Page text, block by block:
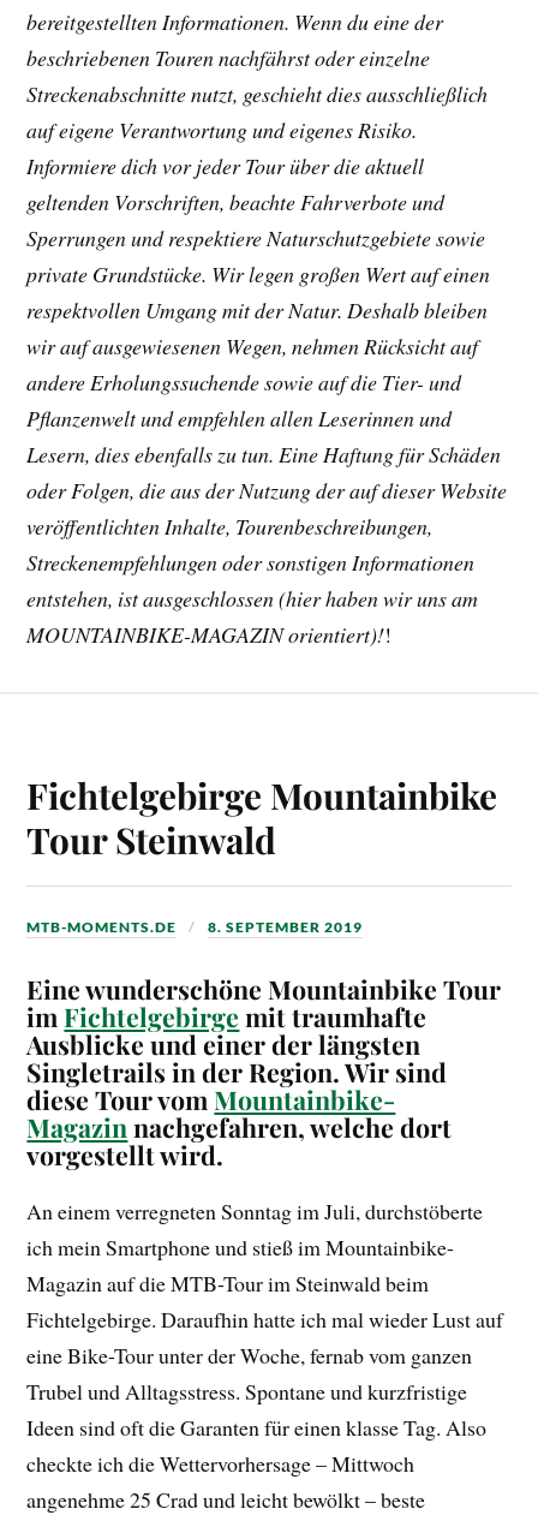
bereitgestellten Informationen. Wenn du eine der
beschriebenen Touren nachfährst oder einzelne
Streckenabschnitte nutzt, geschieht dies ausschließlich
auf eigene Verantwortung und eigenes Risiko.
Informiere dich vor jeder Tour über die aktuell
geltenden Vorschriften, beachte Fahrverbote und
Sperrungen und respektiere Naturschutzgebiete sowie
private Grundstücke. Wir legen großen Wert auf einen
respektvollen Umgang mit der Natur. Deshalb bleiben
wir auf ausgewiesenen Wegen, nehmen Rücksicht auf
andere Erholungssuchende sowie auf die Tier- und
Pflanzenwelt und empfehlen allen Leserinnen und
Lesern, dies ebenfalls zu tun. Eine Haftung für Schäden
oder Folgen, die aus der Nutzung der auf dieser Website
veröffentlichten Inhalte, Tourenbeschreibungen,
Streckenempfehlungen oder sonstigen Informationen
entstehen, ist ausgeschlossen (hier haben wir uns am
MOUNTAINBIKE-MAGAZIN orientiert)!!
Fichtelgebirge Mountainbike
Tour Steinwald
MTB-MOMENTS.DE 8. SEPTEMBER 2019
Eine wunderschöne Mountainbike Tour
im Fichtelgebirge mit traumhafte
Ausblicke und einer der längsten
Singletrails in der Region.Wir sind
diese Tour vom Mountainbike-
Magazin nachgefahren, welche dort
vorgestellt wird.
An einem verregneten Sonntag im Juli, durchstöberte
ich mein Smartphone und stieß im Mountainbike-
Magazin auf die MTB-Tour im Steinwald beim
Fichtelgebirge. Daraufhin hatte ich mal wieder Lust auf
eine Bike-Tour unter der Woche, fernab vom ganzen
Trubel und Alltagsstress. Spontane und kurzfristige
Ideen sind oft die Garanten für einen klasse Tag. Also
checkte ich die Wettervorhersage – Mittwoch
angenehme 25 Crad und leicht bewölkt – beste